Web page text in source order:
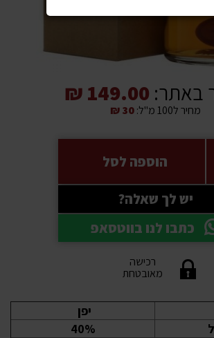
באתר: 149.00 ₪
מחיר ל100 מ"ל: 30 ₪
הוספה לסל
יש לך שאלה?
כתבו לנו בווטסאפ
רכישה
מאובטחת
יפן
40%